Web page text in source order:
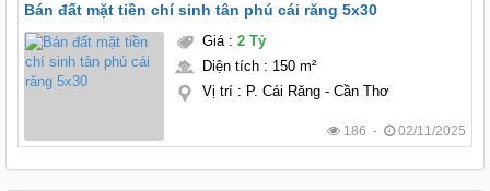
Bán đất mặt tiền chí sinh tân phú cái răng 5x30
Giá: 2 Tỷ
Diện tích: 150 m²
Vị trí: P. Cái Răng - Cần Thơ
186 - 02/11/2025